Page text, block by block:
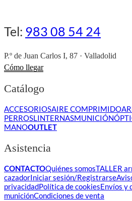
Tel: 983 08 54 24
P.º de Juan Carlos I, 87 · Valladolid
Cómo llegar
Catálogo
ACCESORIOSAIRE COMPRIMIDO
PERROSLINTERNASMUNICIÓN
MANOOUTLET
Asistencia
CONTACTOQuiénes somosTALLER
cazadorIniciar sesión/Registrarse
privacidadPolítica de cookiesEnvíos y
municiónCondiciones de venta